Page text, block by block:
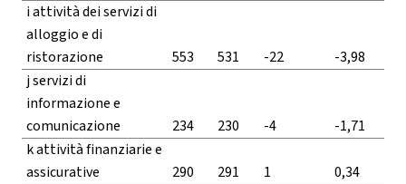
i attività dei servizi di
alloggio e di
ristorazione
553 531 -22
-3,98
j servizi di
informazione e
comunicazione
234 230 -4
-1,71
k attività finanziarie e
assicurative
290 291 1
0,34